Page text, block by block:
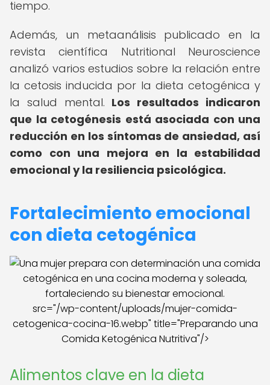
tiempo.
Además, un metaanálisis publicado en la
revista científica Nutritional Neuroscience
analizó varios estudios sobre la relación entre
la cetosis inducida por la dieta cetogénica y
la salud mental. Los resultados indicaron
que la cetogénesis está asociada con una
reducción en los síntomas de ansiedad, así
como con una mejora en la estabilidad
emocional y la resiliencia psicológica.
Fortalecimiento emocional
con dieta cetogénica
src="/wp-content/uploads/mujer-comida-
cetogenica-cocina-16.webp" title="Preparando una
Comida Ketogénica Nutritiva"/>
Alimentos clave en la dieta